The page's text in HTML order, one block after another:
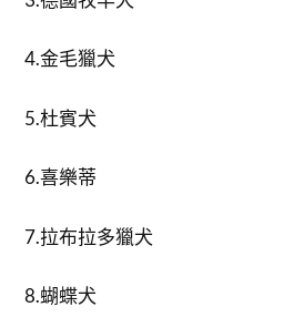
4.金毛獵犬
5.杜賓犬
6.喜樂蒂
7.拉布拉多獵犬
8.蝴蝶犬